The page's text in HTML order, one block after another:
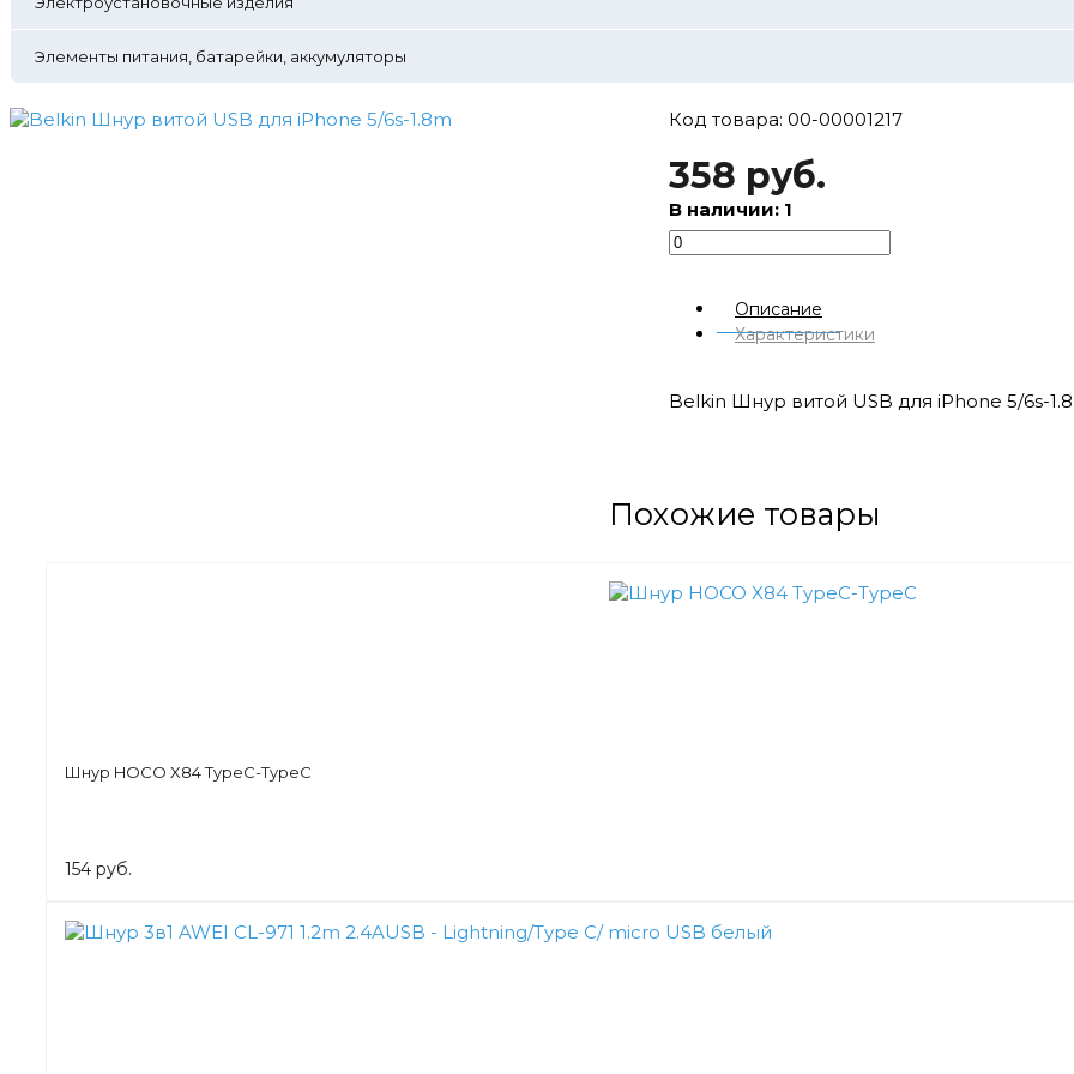
Элементы питания, батарейки, аккумуляторы
Код товара: 00-00001217
358 руб.
В наличии: 1
Описание
Характеристики
Belkin Шнур витой USB для iPhone 5/6s-
Похожие товары
Шнур HOCO X84 TypeC-TypeC
154 руб.